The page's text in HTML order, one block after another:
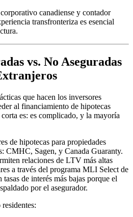
canadiense y contador
transfronteriza es esencial
vs. No Aseguradas
que hacen los inversores
al financiamiento de hipotecas
es: es complicado, y la mayoría
de hipotecas para propiedades
CMHC, Sagen, y Canada Guaranty.
relaciones de LTV más altas
a través del programa MLI Select de
de interés más bajas porque el
por el asegurador.